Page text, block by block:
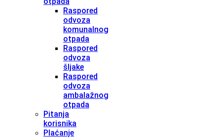
Raspored
odvoza
komunalnog
otpada
Raspored
odvoza
šljake
Raspored
odvoza
ambalažnog
otpada
Pitanja
korisnika
Plaćanje